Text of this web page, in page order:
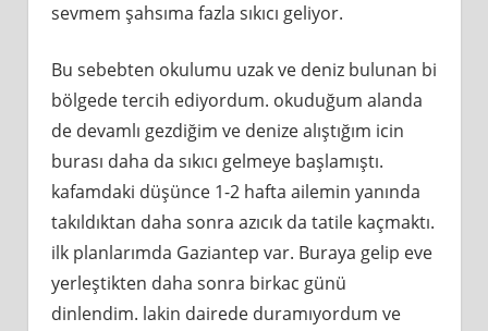
sevmem şahsıma fazla sıkıcı geliyor.
Bu sebebten okulumu uzak ve deniz bulunan bi
bölgede tercih ediyordum. okuduğum alanda
de devamlı gezdiğim ve denize alıştığım icin
burası daha da sıkıcı gelmeye başlamıştı.
kafamdaki düşünce 1-2 hafta ailemin yanında
takıldıktan daha sonra azıcık da tatile kaçmaktı.
ilk planlarımda Gaziantep var. Buraya gelip eve
yerleştikten daha sonra birkac günü
dinlendim. lakin dairede duramıyordum ve